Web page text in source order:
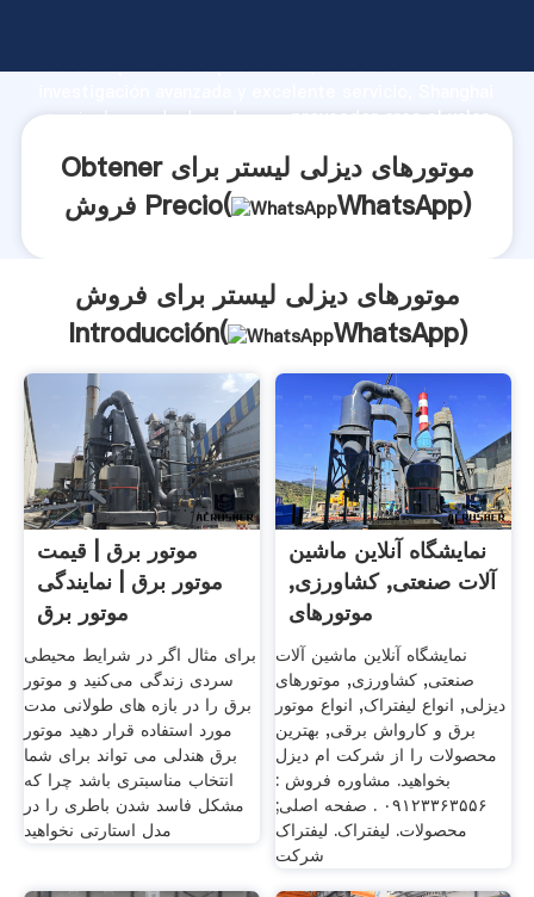
fuerte capacidad de producción, fuerza de
موتورهای دیزلی لیستر برای فروش proveedor crea el valor
Obtener موتورهای دیزلی لیستر برای
فروش Precio(
WhatsApp)
موتورهای دیزلی لیستر برای فروش
Introducción(
WhatsApp)
موتور برق | قیمت
موتور برق | نمایندگی
موتور برق
برای مثال اگر در شرایط محیطی
سردی زندگی می‌کنید و موتور
برق را در بازه های طولانی مدت
مورد استفاده قرار دهید موتور
برق هندلی می تواند برای شما
انتخاب مناسبتری باشد چرا که
مشکل فاسد شدن باطری را در
مدل استارتی نخواهید
نمایشگاه آنلاین ماشین
آلات صنعتی, کشاورزی,
موتورهای
نمایشگاه آنلاین ماشین آلات
صنعتی, کشاورزی, موتورهای
دیزلی, انواع لیفتراک, انواع موتور
برق و کارواش برقی, بهترین
محصولات را از شرکت ام دیزل
بخواهید. مشاوره فروش :
۰۹۱۲۳۳۶۳۵۵۶ . صفحه اصلی;
محصولات. لیفتراک. لیفتراک
شرکت